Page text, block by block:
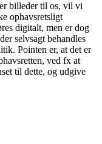
billeder til os, vil vi
ophavsretsligt
digitalt, men er dog
selvsagt behandles
Pointen er, at det er
ved fx at
til dette, og udgive